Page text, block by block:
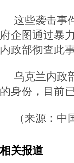
这些袭击事
府企图通过暴
内政部彻查此
乌克兰内政
的身份，目前
（来源：中
相关报道